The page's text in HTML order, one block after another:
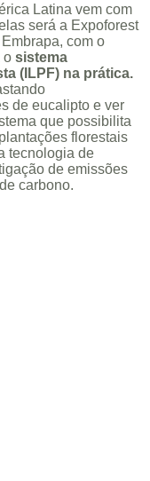
Latina vem com
será a Expoforest
com o
o sistema
(ILPF) na prática.
de eucalipto e ver
que possibilita
florestais
tecnologia de
de emissões
carbono.